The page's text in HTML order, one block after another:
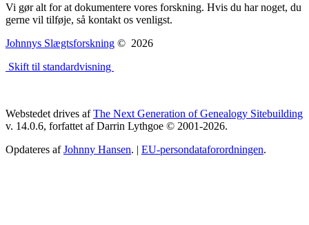
Vi gør alt for at dokumentere vores forskning. Hvis du har noget, du
gerne vil tilføje, så kontakt os venligst.
Johnnys Slægtsforskning © 2026
Skift til standardvisning
Webstedet drives afThe Next Generation of Genealogy Sitebuilding
v. 14.0.6, forfattet af Darrin Lythgoe © 2001-2026.
Opdateres afJohnny Hansen. | EU-persondataforordningen.